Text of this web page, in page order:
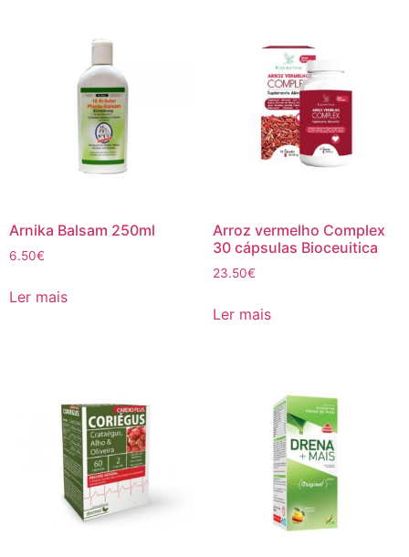
Arnika Balsam 250ml
6.50€
Ler mais
Arroz vermelho Complex
30 cápsulas Bioceuitica
23.50€
Ler mais